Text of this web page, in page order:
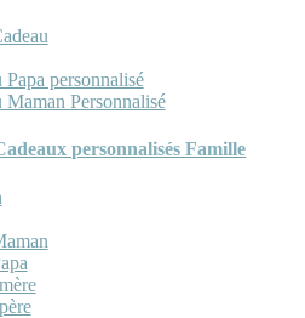
Papa personnalisé
Maman Personnalisé
personnalisés Famille